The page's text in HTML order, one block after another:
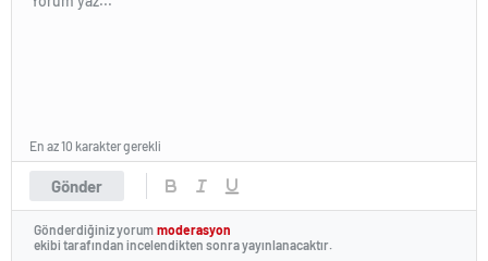
Gönder
En az 10 karakter gerekli
Gönderdiğiniz yorum moderasyon
ekibi tarafından incelendikten sonra yayınlanacaktır.